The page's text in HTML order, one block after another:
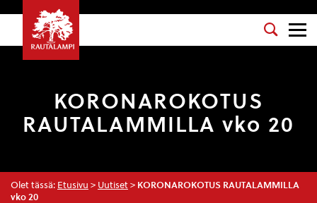
KORONAROKOTUS
RAUTALAMMILLA vko 20
Olet tässä: Etusivu > Uutiset > KORONAROKOTUS RAUTALAMMILLA
vko 20